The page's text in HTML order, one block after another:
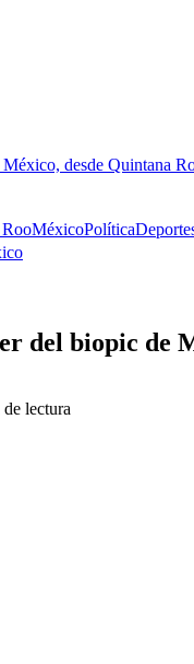
desde Quintana
MéxicoPolítica
del biopic de
lectura